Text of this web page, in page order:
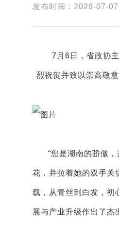
发布时间：2026-07-07
7月6日，省政协
烈祝贺并致以崇高敬意
“您是湖南的骄傲
花，并拉着她的双手关
载，从青丝到白发，初
展与产业升级作出了杰